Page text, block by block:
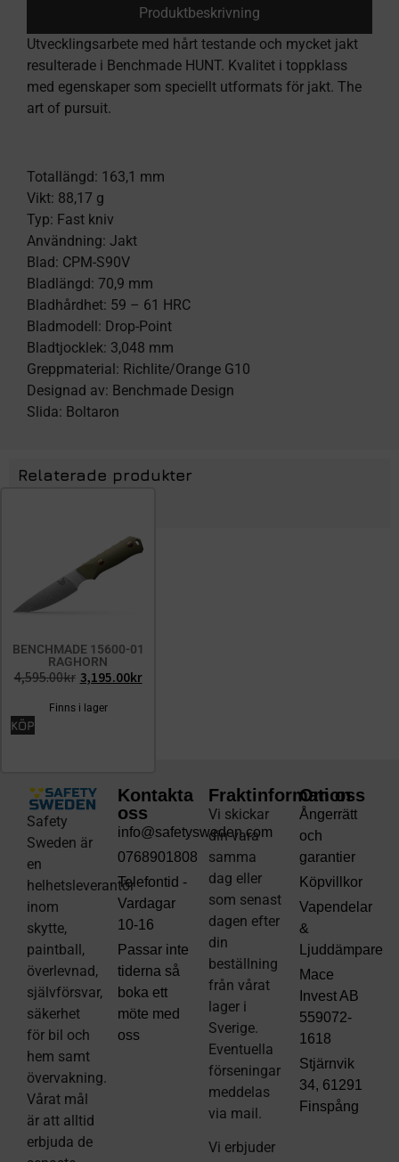
Produktbeskrivning
Utvecklingsarbete med hårt testande och mycket jakt
resulterade i Benchmade HUNT. Kvalitet i toppklass
med egenskaper som speciellt utformats för jakt. The
art of pursuit.
Totallängd: 163,1 mm
Vikt: 88,17 g
Typ: Fast kniv
Användning: Jakt
Blad: CPM-S90V
Bladlängd: 70,9 mm
Bladhårdhet: 59 – 61 HRC
Bladmodell: Drop-Point
Bladtjocklek: 3,048 mm
Greppmaterial: Richlite/Orange G10
Designad av: Benchmade Design
Slida: Boltaron
Relaterade produkter
BENCHMADE 15600-01
RAGHORN
4,595.00kr 3,195.00kr
Finns i lager
KÖP
Safety
Sweden är
en
helhetsleverantör
inom
skytte,
paintball,
överlevnad,
självförsvar,
säkerhet
för bil och
hem samt
övervakning.
Vårat mål
är att alltid
erbjuda de
Kontakta
oss
info@safetysweden.com
0768901808
Telefontid -
Vardagar
10-16
Passar inte
tiderna så
boka ett
möte med
oss
Fraktinformation
Vi skickar
din vara
samma
dag eller
som senast
dagen efter
din
beställning
från vårat
lager i
Sverige.
Eventuella
förseningar
meddelas
via mail.
Vi erbjuder
Om oss
Ångerrätt
och
garantier
Köpvillkor
Vapendelar
&
Ljuddämpare
Mace
Invest AB
559072-
1618
Stjärnvik
34, 61291
Finspång